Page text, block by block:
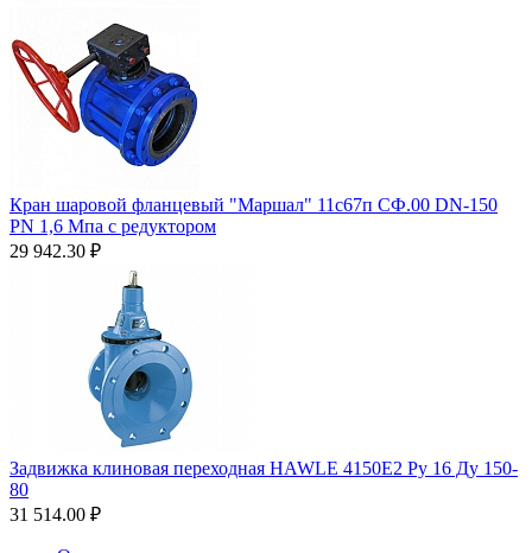
Кран шаровой фланцевый "Маршал" 11с67п СФ.00 DN-150
PN 1,6 Мпа с редуктором
29 942.30 ₽
Задвижка клиновая переходная HAWLE 4150Е2 Ру 16 Ду 150-
80
31 514.00 ₽